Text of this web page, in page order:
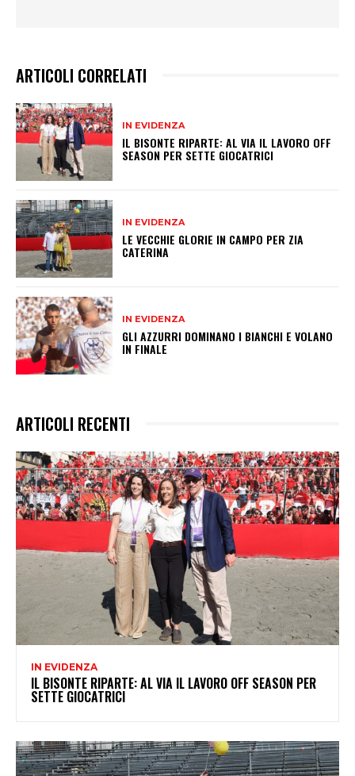
ARTICOLI CORRELATI
IN EVIDENZA
IL BISONTE RIPARTE: AL VIA IL LAVORO OFF
SEASON PER SETTE GIOCATRICI
IN EVIDENZA
LE VECCHIE GLORIE IN CAMPO PER ZIA
CATERINA
IN EVIDENZA
GLI AZZURRI DOMINANO I BIANCHI E VOLANO
IN FINALE
ARTICOLI RECENTI
IN EVIDENZA
IL BISONTE RIPARTE: AL VIA IL LAVORO OFF SEASON PER
SETTE GIOCATRICI